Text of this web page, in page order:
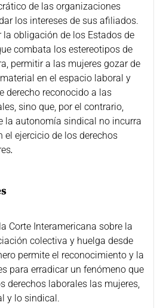
de las organizaciones
los intereses de sus afiliados.
la obligación de los Estados de
combata los estereotipos de
permitir a las mujeres gozar de
en el espacio laboral y
derecho reconocido a las
sino que, por el contrario,
la autonomía sindical no incurra
el ejercicio de los derechos
.
Corte Interamericana sobre la
colectiva y huelga desde
permite el reconocimiento y la
para erradicar un fenómeno que
derechos laborales las mujeres,
y lo sindical.